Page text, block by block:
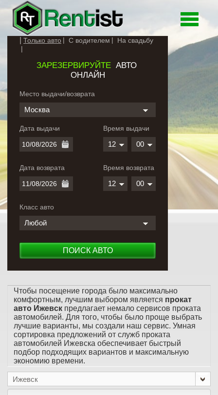
Toggle
Только авто С водителем На свадьбу
ЗАРЕЗЕРВИРУЙТЕАВТО
ОНЛАЙН
Место выдачи/возврата
Москва
Дата выдачи
Дата возврата
Время выдачи
12 00
Время возврата
12 00
Класс авто
Любой
ПОИСК АВТО
Чтобы посещение города было максимально
комфортным, лучшим выбором является прокат
авто Ижевск предлагает немало сервисов проката
автомобилей. Для того, чтобы было проще выбрать
лучшие варианты, мы создали наш сервис. Умная
сортировка предложений от служб проката
автомобилей Ижевска обеспечивает быстрый
подбор подходящих вариантов и максимальную
экономию времени.
Ижевск